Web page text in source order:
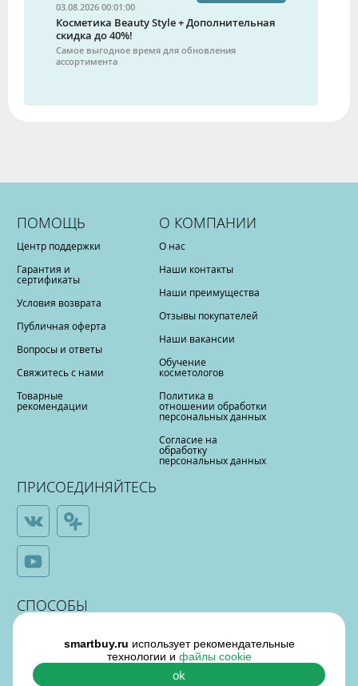
03.08.2026 00:01:00
Косметика Beauty Style + Дополнительная
скидка до 40%!
Самое выгодное время для обновления
ассортимента
ПОМОЩЬ
Центр поддержки
Гарантия и
сертификаты
Условия возврата
Публичная оферта
Вопросы и ответы
Свяжитесь с нами
Товарные
рекомендации
О КОМПАНИИ
О нас
Наши контакты
Наши преимущества
Отзывы покупателей
Наши вакансии
Обучение
косметологов
Политика в
отношении обработки
персональных данных
Согласие на
обработку
персональных данных
ПРИСОЕДИНЯЙТЕСЬ
СПОСОБЫ
ОПЛАТЫ
smartbuy.ru использует рекомендательные
технологии и файлы cookie
ok